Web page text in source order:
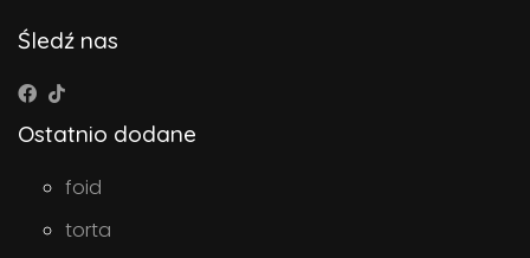
Śledź nas
Ostatnio dodane
foid
torta